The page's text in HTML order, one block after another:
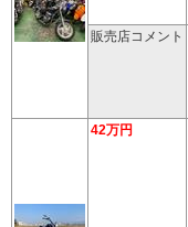
販売店コメント
42万円